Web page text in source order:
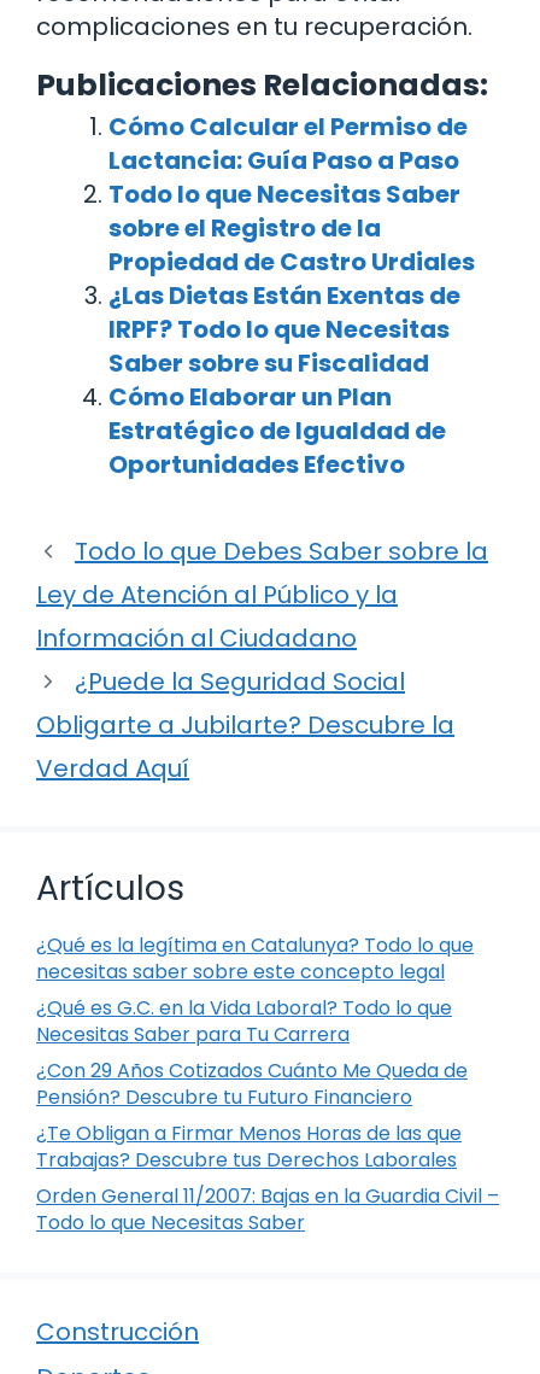
complicaciones en tu recuperación.
Publicaciones Relacionadas:
Cómo Calcular el Permiso de
Lactancia: Guía Paso a Paso
Todo lo que Necesitas Saber
sobre el Registro de la
Propiedad de Castro Urdiales
¿Las Dietas Están Exentas de
IRPF? Todo lo que Necesitas
Saber sobre su Fiscalidad
Cómo Elaborar un Plan
Estratégico de Igualdad de
Oportunidades Efectivo
Todo lo que Debes Saber sobre la
Ley de Atención al Público y la
Información al Ciudadano
¿Puede la Seguridad Social
Obligarte a Jubilarte? Descubre la
Verdad Aquí
Artículos
¿Qué es la legítima en Catalunya? Todo lo que
necesitas saber sobre este concepto legal
¿Qué es G.C. en la Vida Laboral? Todo lo que
Necesitas Saber para Tu Carrera
¿Con 29 Años Cotizados Cuánto Me Queda de
Pensión? Descubre tu Futuro Financiero
¿Te Obligan a Firmar Menos Horas de las que
Trabajas? Descubre tus Derechos Laborales
Orden General 11/2007: Bajas en la Guardia Civil –
Todo lo que Necesitas Saber
Construcción